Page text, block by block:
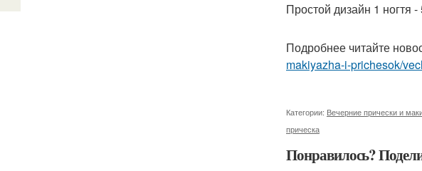
Простой дизайн 1 ногтя
Подробнее читайте
makiyazha-i-prichesok/
Категории: Вечерние прически и
прическа
Понравилось?